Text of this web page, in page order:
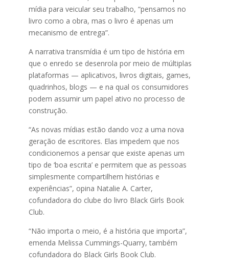
mídia para veicular seu trabalho, “pensamos no
livro como a obra, mas o livro é apenas um
mecanismo de entrega”.
A narrativa transmídia é um tipo de história em
que o enredo se desenrola por meio de múltiplas
plataformas — aplicativos, livros digitais, games,
quadrinhos, blogs — e na qual os consumidores
podem assumir um papel ativo no processo de
construção.
“As novas mídias estão dando voz a uma nova
geração de escritores. Elas impedem que nos
condicionemos a pensar que existe apenas um
tipo de ‘boa escrita’ e permitem que as pessoas
simplesmente compartilhem histórias e
experiências”, opina Natalie A. Carter,
cofundadora do clube do livro Black Girls Book
Club.
“Não importa o meio, é a história que importa”,
emenda Melissa Cummings-Quarry, também
cofundadora do Black Girls Book Club.